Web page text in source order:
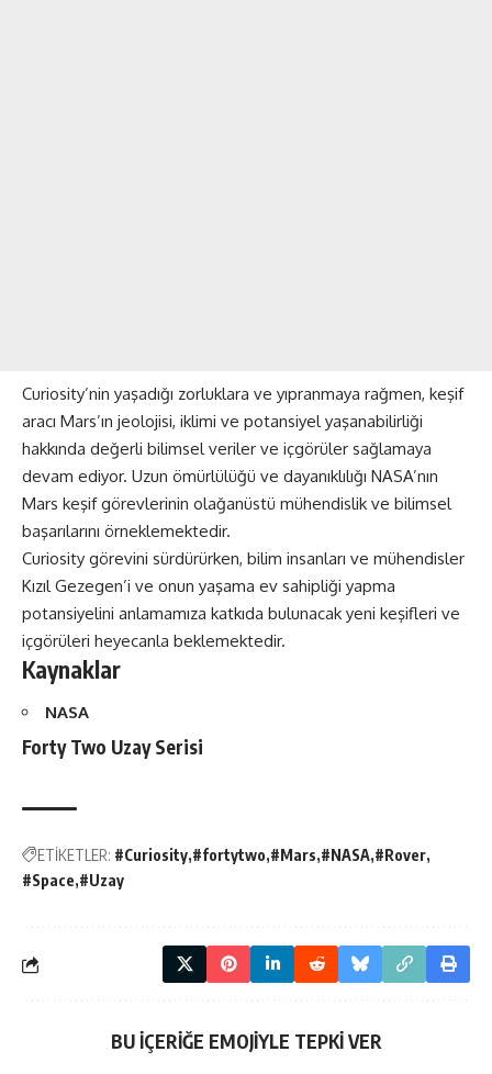
Curiosity’nin yaşadığı zorluklara ve yıpranmaya rağmen, keşif
aracı Mars’ın jeolojisi, iklimi ve potansiyel yaşanabilirliği
hakkında değerli bilimsel veriler ve içgörüler sağlamaya
devam ediyor. Uzun ömürlülüğü ve dayanıklılığı NASA’nın
Mars keşif görevlerinin olağanüstü mühendislik ve bilimsel
başarılarını örneklemektedir.
Curiosity görevini sürdürürken, bilim insanları ve mühendisler
Kızıl Gezegen’i ve onun yaşama ev sahipliği yapma
potansiyelini anlamamıza katkıda bulunacak yeni keşifleri ve
içgörüleri heyecanla beklemektedir.
Kaynaklar
NASA
Forty Two Uzay Serisi
ETİKETLER: #Curiosity #fortytwo #Mars #NASA #Rover
#Space #Uzay
BU İÇERİĞE EMOJİYLE TEPKİ VER